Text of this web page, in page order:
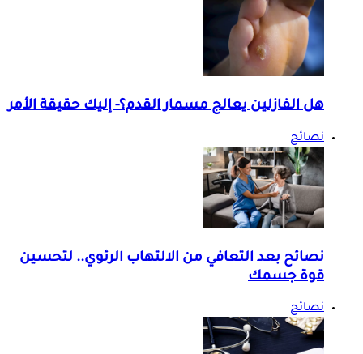
هل الفازلين يعالج مسمار القدم؟- إليك حقيقة الأمر
نصائح
نصائح بعد التعافي من الالتهاب الرئوي.. لتحسين
قوة جسمك
نصائح